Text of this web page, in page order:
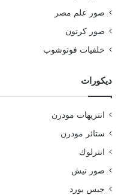
صور علم مصر
صور كرتون
خلفيات فوتوشوب
ديكورات
انتريهات مودرن
ستائر مودرن
انترلوك
صور نيش
جبس بورد